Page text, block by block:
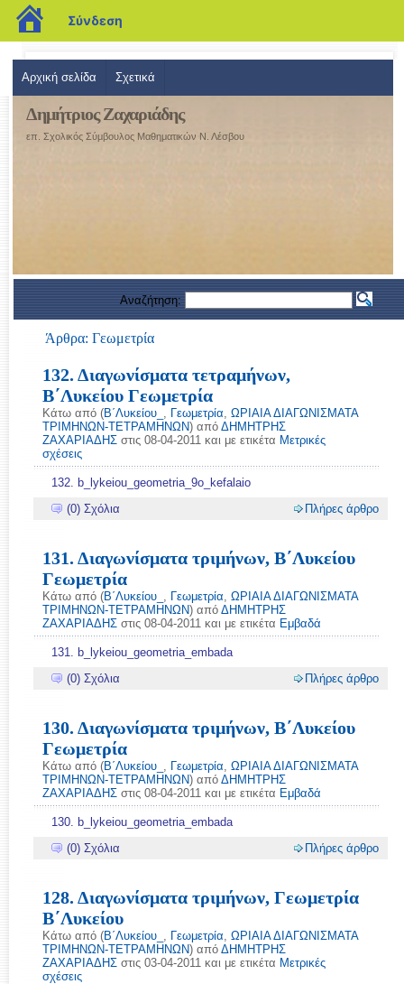
blogs.sch.gr
Σύνδεση
Αρχική σελίδα Σχετικά
Δημήτριος Ζαχαριάδης
επ. Σχολικός Σύμβουλος Μαθηματικών Ν. Λέσβου
Αναζήτηση:
Άρθρα: Γεωμετρία
132. Διαγωνίσματα τετραμήνων,
Β΄Λυκείου Γεωμετρία
Κάτω από (Β΄Λυκείου_ , Γεωμετρία, ΩΡΙΑΙΑ ΔΙΑΓΩΝΙΣΜΑΤΑ
ΤΡΙΜΗΝΩΝ-ΤΕΤΡΑΜΗΝΩΝ) από ΔΗΜΗΤΡΗΣ
ΖΑΧΑΡΙΑΔΗΣ στις 08-04-2011 και με ετικέτα Μετρικές
σχέσεις
132. b_lykeiou_geometria_9ο_kefalaio
(0) Σχόλια
Πλήρες άρθρο
131. Διαγωνίσματα τριμήνων, Β΄Λυκείου
Γεωμετρία
Κάτω από (Β΄Λυκείου_ , Γεωμετρία, ΩΡΙΑΙΑ ΔΙΑΓΩΝΙΣΜΑΤΑ
ΤΡΙΜΗΝΩΝ-ΤΕΤΡΑΜΗΝΩΝ) από ΔΗΜΗΤΡΗΣ
ΖΑΧΑΡΙΑΔΗΣ στις 08-04-2011 και με ετικέτα Εμβαδά
131. b_lykeiou_geometria_embada
(0) Σχόλια
Πλήρες άρθρο
130. Διαγωνίσματα τριμήνων, Β΄Λυκείου
Γεωμετρία
Κάτω από (Β΄Λυκείου_ , Γεωμετρία, ΩΡΙΑΙΑ ΔΙΑΓΩΝΙΣΜΑΤΑ
ΤΡΙΜΗΝΩΝ-ΤΕΤΡΑΜΗΝΩΝ) από ΔΗΜΗΤΡΗΣ
ΖΑΧΑΡΙΑΔΗΣ στις 08-04-2011 και με ετικέτα Εμβαδά
130. b_lykeiou_geometria_embada
(0) Σχόλια
Πλήρες άρθρο
128. Διαγωνίσματα τριμήνων, Γεωμετρία
Β΄Λυκείου
Κάτω από (Β΄Λυκείου_ , Γεωμετρία, ΩΡΙΑΙΑ ΔΙΑΓΩΝΙΣΜΑΤΑ
ΤΡΙΜΗΝΩΝ-ΤΕΤΡΑΜΗΝΩΝ) από ΔΗΜΗΤΡΗΣ
ΖΑΧΑΡΙΑΔΗΣ στις 03-04-2011 και με ετικέτα Μετρικές
σχέσεις